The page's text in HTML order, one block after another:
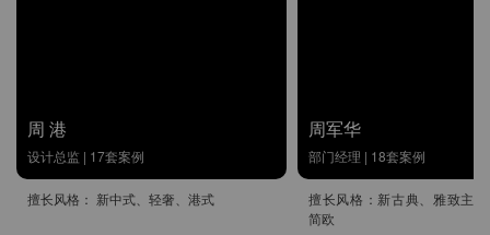
周 港
设计总监 | 17套案例
擅长风格： 新中式、轻奢、港式
周军华
部门经理 | 18套案例
擅长风格：新古典、雅致主
简欧